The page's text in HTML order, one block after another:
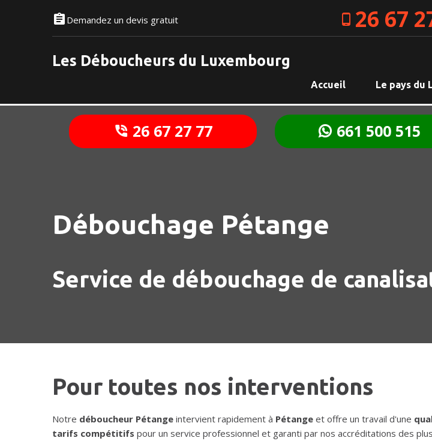
Demandez un devis gratuit 26 67
Les Déboucheurs du Luxembourg
Accueil Le pays du
26 67 27 77 661 500 515
Débouchage Pétange
Service de débouchage de
Pour toutes nos interventions
Notre déboucheur Pétange intervient rapidement à Pétange et offre un travail d'une
tarifs compétitifs pour un service professionnel et garanti par nos accréditations des